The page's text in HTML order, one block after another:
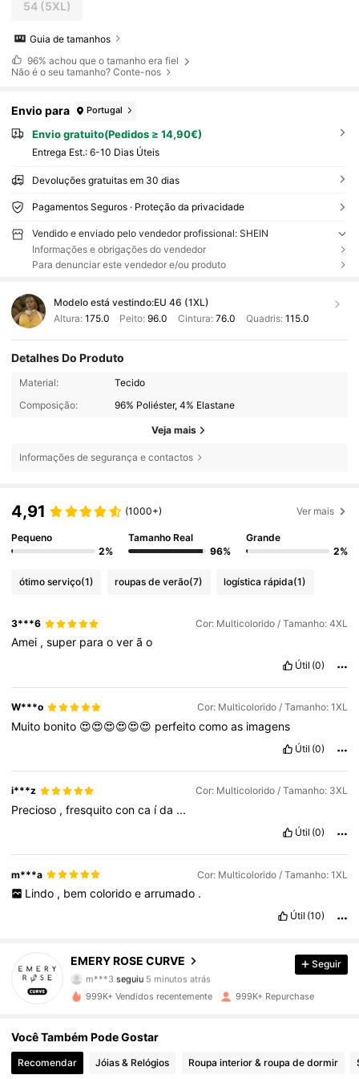
54(5XL)
Guia de tamanhos
96% achou que o tamanho era fiel
Não é o seu tamanho? Conte-nos
Envio para Portugal
Envio gratuito(Pedidos ≥ 14,90€)
Entrega Est.: 6-10 Dias Úteis
Devoluções gratuitas em 30 dias
Pagamentos Seguros · Proteção da privacidade
Vendido e enviado pelo vendedor profissional: SHEIN
Informações e obrigações do vendedor
Para denunciar este vendedor e/ou produto
Modelo está vestindo:EU 46 (1XL)
Altura: 175.0 Peito:96.0 Cintura: 76.0 Quadris: 115.0
Detalhes Do Produto
Material:
Tecido
Composição:
96% Poliéster, 4% Elastane
Veja mais
Informações de segurança e contactos
4,91 (1000+) Ver mais
Pequeno
2%
Tamanho Real
96%
Grande
2%
ótimo serviço(1) roupas de verão(7) logística rápida(1)
3***6 Cor: Multicolorido / Tamanho: 4XL
Amei ,super paraoverão
Útil (0)
W***o Cor: Multicolorido / Tamanho: 1XL
Muito bonito 😍😍😍😍😍😍 perfeitocomoas imagens
Útil (0)
i***z Cor: Multicolorido / Tamanho: 3XL
Precioso ,fresquitoconca ída ...
Útil (0)
m***a Cor: Multicolorido / Tamanho: 1XL
Lindo , bem colorido e arrumado .
Útil (10)
EMERY ROSE CURVE
seguiu
5 minutos atrás
s***3está a navegar
4,81
1M Seguidores
4,81 1M Seguidores
Seguir
999K+ Vendidos recentemente 999K+ Repurchase
Você Também Pode Gostar
Recomendar Jóias & Relógios Roupa interior & roupa de dormir